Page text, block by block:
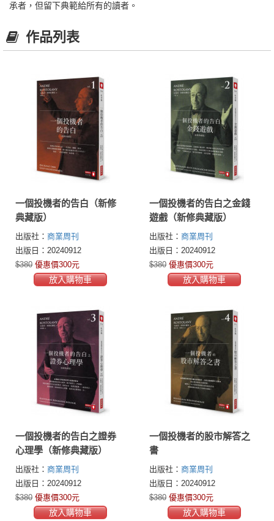
承者，但留下典範給所有的讀者。
作品列表
一個投機者的告白（新修
典藏版）
出版社： 商業周刊
出版日：20240912
$380 優惠價300元
放入購物車
一個投機者的告白之金錢
遊戲（新修典藏版）
出版社： 商業周刊
出版日：20240912
$380 優惠價300元
放入購物車
一個投機者的告白之證券
心理學（新修典藏版）
出版社： 商業周刊
出版日：20240912
$380 優惠價300元
放入購物車
一個投機者的股市解答之
書
出版社： 商業周刊
出版日：20240912
$380 優惠價300元
放入購物車